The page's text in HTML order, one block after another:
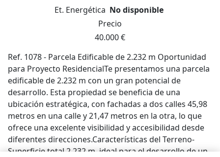
Et. Energética No disponible
Precio
40.000 €
Ref. 1078 - Parcela Edificable de 2.232 m Oportunidad
para Proyecto ResidencialTe presentamos una parcela
edificable de 2.232 m con un gran potencial de
desarrollo. Esta propiedad se beneficia de una
ubicación estratégica, con fachadas a dos calles 45,98
metros en una calle y 21,47 metros en la otra, lo que
ofrece una excelente visibilidad y accesibilidad desde
diferentes direcciones.Características del Terreno-
Superficie total 2.232 m, ideal para el desarrollo de un